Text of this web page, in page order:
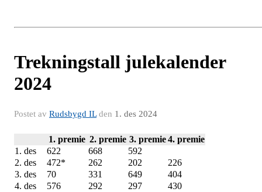
Trekningstall julekalender
2024
Postet av Rudsbygd ILden 1. des 2024
1. premie 2. premie 3. premie 4. premie
1. des
622 668
592
2. des
472* 262 202
226
3. des
70 331 649
404
4. des
576 292 297
430